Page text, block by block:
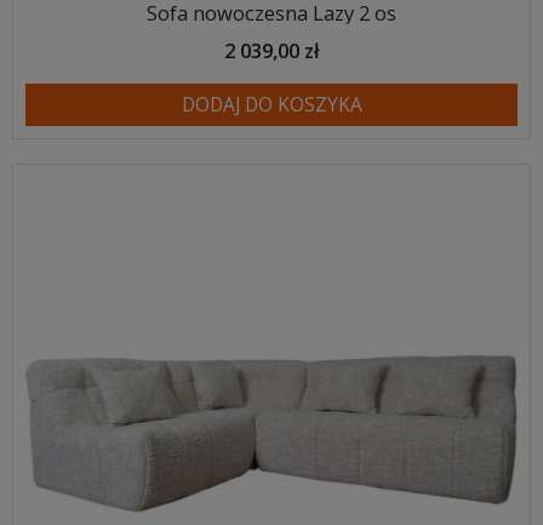
Sofa nowoczesna Lazy 2 os
2 039,00 zł
DODAJ DO KOSZYKA